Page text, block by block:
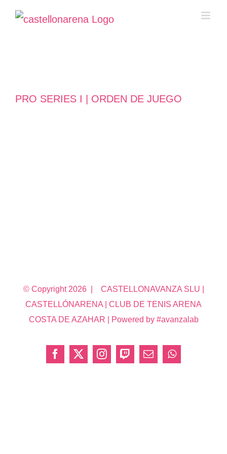
Saltar
PRO SERIES I | ORDEN DE JUEGO
© Copyright 2026 | CASTELLONAVANZA SLU |
CASTELLÓNARENA | CLUB DE TENIS ARENA
COSTA DE AZAHAR | Powered by #avanzalab
Facebook
X InstagramTwitchCorreoWhatsApp